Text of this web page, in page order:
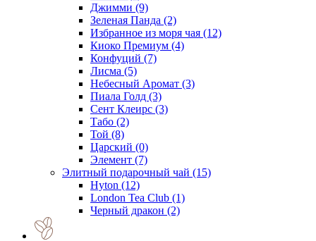
Джимми (9)
Зеленая Панда (2)
Избранное из моря чая (12)
Киоко Премиум (4)
Конфуций (7)
Лисма (5)
Небесный Аромат (3)
Пиала Голд (3)
Сент Клеирс (3)
Табо (2)
Той (8)
Царский (0)
Элемент (7)
Элитный подарочный чай (15)
Hyton (12)
London Tea Club (1)
Черный дракон (2)